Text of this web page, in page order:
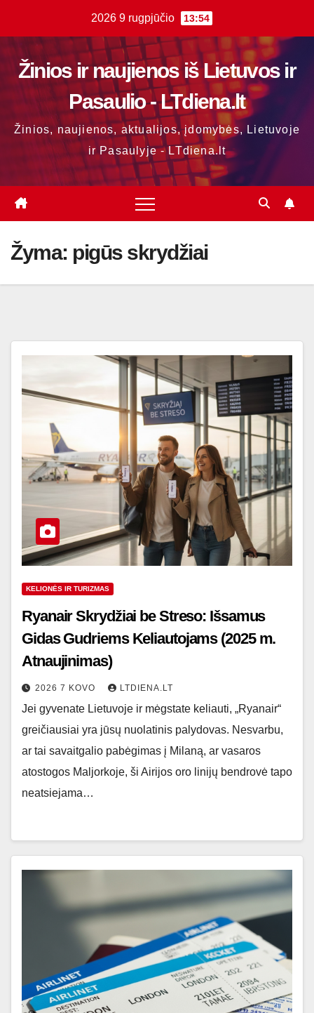
content
2026 9 rugpjūčio 13:54
Žinios ir naujienos iš Lietuvos ir
Pasaulio - LTdiena.lt
Žinios, naujienos, aktualijos, įdomybės, Lietuvoje
ir Pasaulyje - LTdiena.lt
Žyma: pigūs skrydžiai
KELIONĖS IR TURIZMAS
Ryanair Skrydžiai be Streso: Išsamus
Gidas Gudriems Keliautojams (2025 m.
Atnaujinimas)
2026 7 KOVO LTDIENA.LT
Jei gyvenate Lietuvoje ir mėgstate keliauti, „Ryanair“
greičiausiai yra jūsų nuolatinis palydovas. Nesvarbu,
ar tai savaitgalio pabėgimas į Milaną, ar vasaros
atostogos Maljorkoje, ši Airijos oro linijų bendrovė tapo
neatsiejama…